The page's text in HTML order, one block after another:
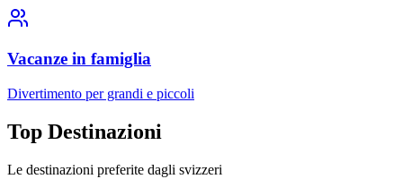
Vacanze in famiglia
Divertimento per grandi e piccoli
Top Destinazioni
Le destinazioni preferite dagli svizzeri